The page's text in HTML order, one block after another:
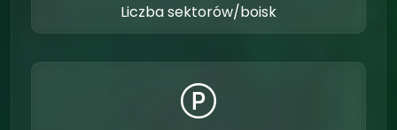
Liczba sektorów/boisk